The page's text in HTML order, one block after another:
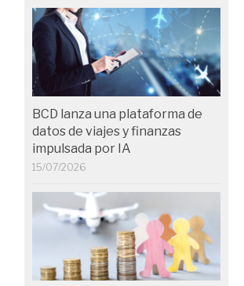
BCD lanza una plataforma de
datos de viajes y finanzas
impulsada por IA
15/07/2026